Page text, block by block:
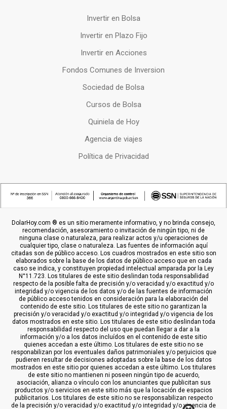
Invertir en Bolsa
Invertir en Plazo Fijo
Invertir en Acciones
Fondos Comunes de Inversion
Sociedad de Bolsa
Cursos de Bolsa
Quiniela de Hoy
Agencia de viajes
Política de Privacidad
DolarHoy.com ® es un sitio meramente informativo, y no brinda consejo,
recomendación, asesoramiento o invitación de ningún tipo, ni de
ninguna clase o naturaleza, para realizar actos y/u operaciones de
cualquier tipo, clase o naturaleza. Las fuentes de información aquí
citadas son de público acceso. Los cuadros mostrados en este sitio son
elaborados sobre la base de los datos de público acceso que en cada
caso se indica, y constituyen propiedad intelectual amparada por la Ley
N°11.723. Los titulares de este sitio deslindan toda responsabilidad
respecto de la posible falta de precisión y/o veracidad y/o exactitud y/o
integridad y/o vigencia de los datos y/o de las fuentes de información
de público acceso tenidos en consideración para la elaboración del
contenido de este sitio. Los titulares de este sitio no garantizan la
precisión y/o veracidad y/o exactitud y/o integridad y/o vigencia de los
datos mostrados en este sitio. Los titulares de este sitio deslindan toda
responsabilidad respecto del uso que puedan llegar a dar a la
información y/o a los datos incluídos en el contenido de este sitio
quienes accedan a este último. Los titulares de este sitio no se
responabilizan por los eventuales daños patrimoniales y/o perjuicios que
pudieren resultar de decisiones adoptadas sobre la base de los datos
mostrados en este sitio por quienes accedan a este último. Los titulares
de este sitio no mantienen ni poseen ningún tipo de acuerdo,
asociación, alianza o vínculo con los anunciantes que publicitan sus
productos y/o servicios en este sitio más que la locación de espacios
publicitarios. Los titulares de este sitio no se responsabilizan respecto
de la precisión y/o veracidad y/o exactitud y/o integridad y/o vigencia de